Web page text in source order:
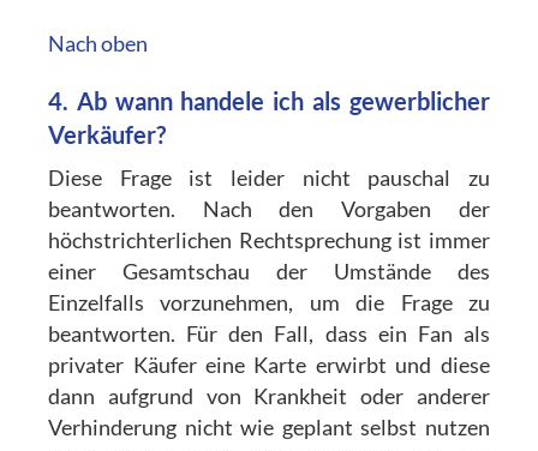
Nach oben
4. Ab wann handele ich als gewerblicher
Verkäufer?
Diese Frage ist leider nicht pauschal zu
beantworten. Nach den Vorgaben der
höchstrichterlichen Rechtsprechung ist immer
einer Gesamtschau der Umstände des
Einzelfalls vorzunehmen, um die Frage zu
beantworten. Für den Fall, dass ein Fan als
privater Käufer eine Karte erwirbt und diese
dann aufgrund von Krankheit oder anderer
Verhinderung nicht wie geplant selbst nutzen